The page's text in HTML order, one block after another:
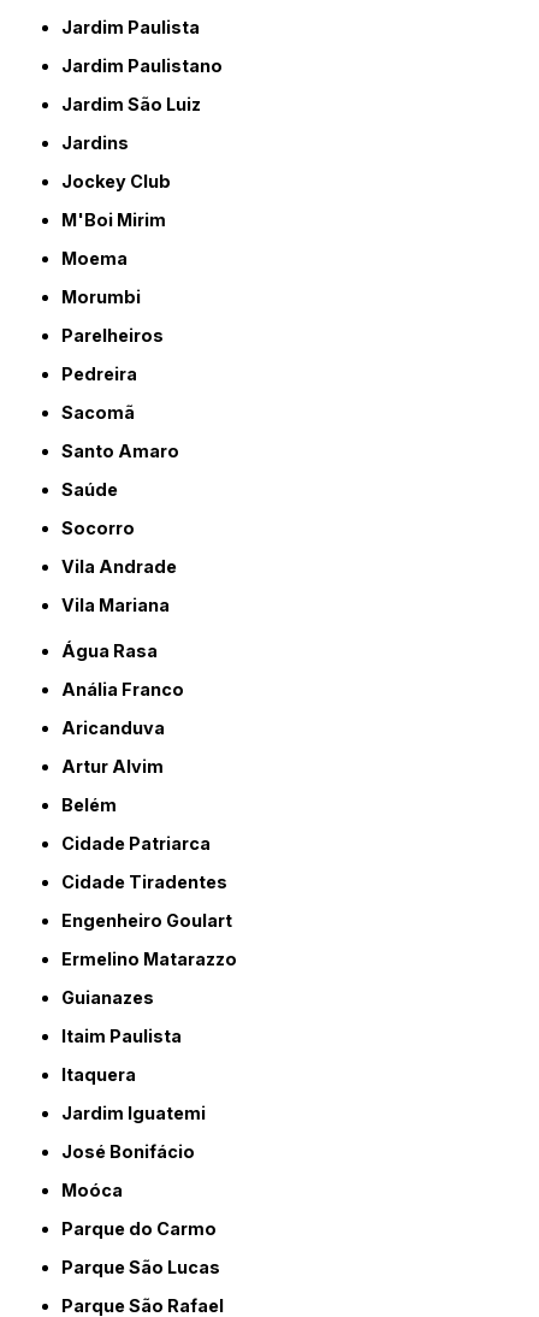
Jardim Paulista
Jardim Paulistano
Jardim São Luiz
Jardins
Jockey Club
M'Boi Mirim
Moema
Morumbi
Parelheiros
Pedreira
Sacomã
Santo Amaro
Saúde
Socorro
Vila Andrade
Vila Mariana
Água Rasa
Anália Franco
Aricanduva
Artur Alvim
Belém
Cidade Patriarca
Cidade Tiradentes
Engenheiro Goulart
Ermelino Matarazzo
Guianazes
Itaim Paulista
Itaquera
Jardim Iguatemi
José Bonifácio
Moóca
Parque do Carmo
Parque São Lucas
Parque São Rafael